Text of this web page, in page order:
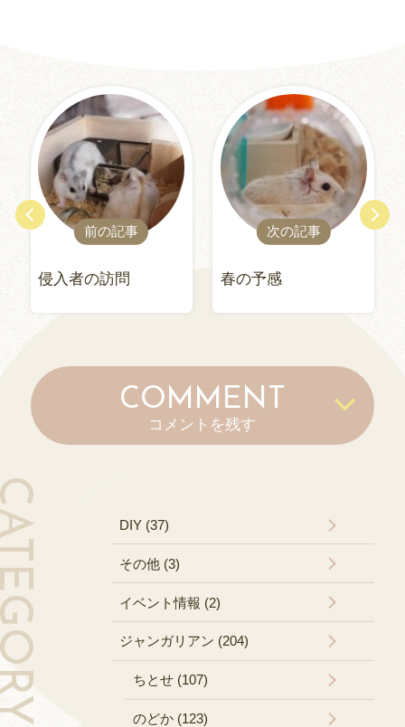
前の記事
侵入者の訪問
次の記事
春の予感
COMMENT
コメントを残す
DIY (37)
その他 (3)
イベント情報 (2)
ジャンガリアン (204)
ちとせ (107)
のどか (123)